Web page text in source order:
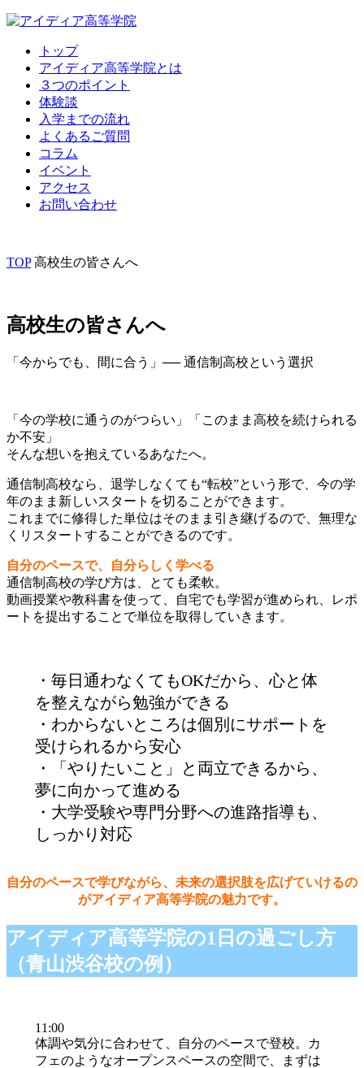
トップ
アイディア高等学院とは
３つのポイント
体験談
入学までの流れ
よくあるご質問
コラム
イベント
アクセス
お問い合わせ
TOP 高校生の皆さんへ
高校生の皆さんへ
「今からでも、間に合う」── 通信制高校という選択
「今の学校に通うのがつらい」「このまま高校を続けられる
か不安」
そんな想いを抱えているあなたへ。
通信制高校なら、退学しなくても“転校”という形で、今の学
年のまま新しいスタートを切ることができます。
これまでに修得した単位はそのまま引き継げるので、無理な
くリスタートすることができるのです。
自分のペースで、自分らしく学べる
通信制高校の学び方は、とても柔軟。
動画授業や教科書を使って、自宅でも学習が進められ、レポ
ートを提出することで単位を取得していきます。
・毎日通わなくてもOKだから、心と体
を整えながら勉強ができる
・わからないところは個別にサポートを
受けられるから安心
・「やりたいこと」と両立できるから、
夢に向かって進める
・大学受験や専門分野への進路指導も、
しっかり対応
自分のペースで学びながら、未来の選択肢を広げていけるの
がアイディア高等学院の魅力です。
アイディア高等学院の1日の過ごし方
（青山渋谷校の例）
11:00
体調や気分に合わせて、自分のペースで登校。カ
フェのようなオープンスペースの空間で、まずは